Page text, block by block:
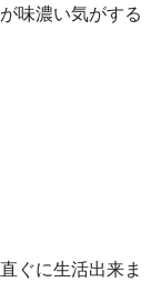
味濃い気がする
ぐに生活出来ま